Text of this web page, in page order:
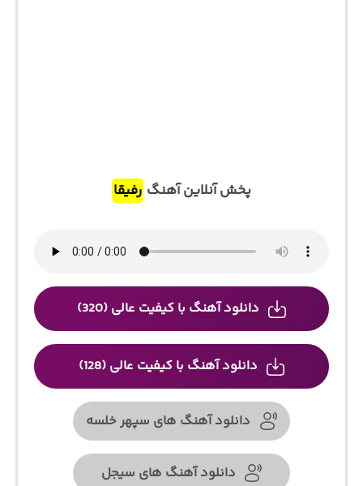
پخش آنلاین آهنگ رفیقا
دانلود آهنگ با کیفیت عالی (320)
دانلود آهنگ با کیفیت عالی (128)
دانلود آهنگ های سپهر خلسه
دانلود آهنگ های سیجل